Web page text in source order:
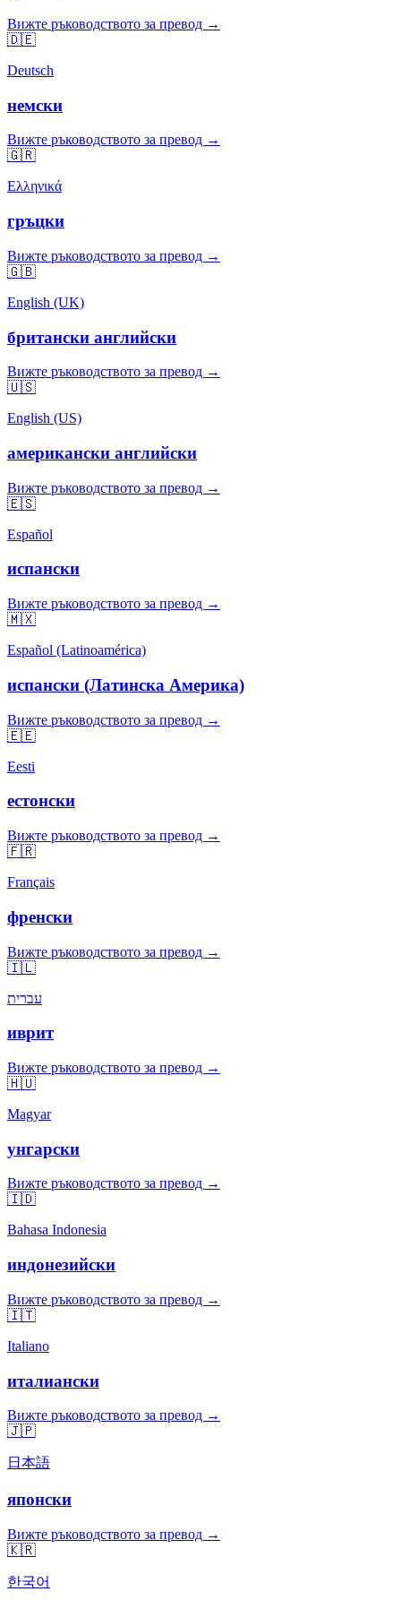
Вижте ръководството за превод →
🇩🇪
Deutsch
немски
Вижте ръководството за превод →
🇬🇷
Ελληνικά
гръцки
Вижте ръководството за превод →
🇬🇧
English (UK)
британски английски
Вижте ръководството за превод →
🇺🇸
English (US)
американски английски
Вижте ръководството за превод →
🇪🇸
Español
испански
Вижте ръководството за превод →
🇲🇽
Español (Latinoamérica)
испански (Латинска Америка)
Вижте ръководството за превод →
🇪🇪
Eesti
естонски
Вижте ръководството за превод →
🇫🇷
Français
френски
Вижте ръководството за превод →
🇮🇱
עברית
иврит
Вижте ръководството за превод →
🇭🇺
Magyar
унгарски
Вижте ръководството за превод →
🇮🇩
Bahasa Indonesia
индонезийски
Вижте ръководството за превод →
🇮🇹
Italiano
италиански
Вижте ръководството за превод →
🇯🇵
日本語
японски
Вижте ръководството за превод →
🇰🇷
한국어